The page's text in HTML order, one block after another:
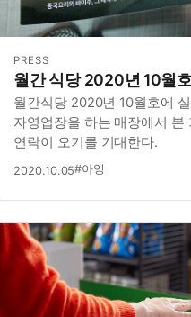
PRESS
월간 식당 2020년 10월
월간식당 2020년 10월호에
자영업장을 하는 매장에서 본
연락이 오기를 기대한다.
2020.10.05#아잉